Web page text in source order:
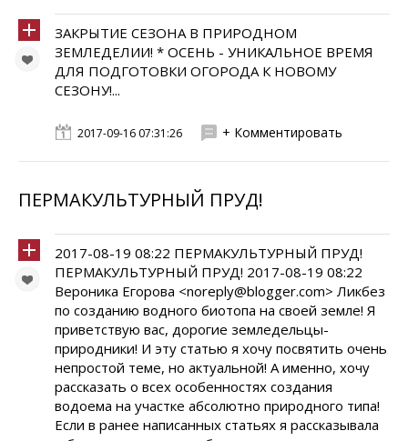
ЗАКРЫТИЕ СЕЗОНА В ПРИРОДНОМ
ЗЕМЛЕДЕЛИИ! * ОСЕНЬ - УНИКАЛЬНОЕ ВРЕМЯ
ДЛЯ ПОДГОТОВКИ ОГОРОДА К НОВОМУ
СЕЗОНУ!...
2017-09-16 07:31:26 + Комментировать
ПЕРМАКУЛЬТУРНЫЙ ПРУД!
2017-08-19 08:22 ПЕРМАКУЛЬТУРНЫЙ ПРУД!
ПЕРМАКУЛЬТУРНЫЙ ПРУД! 2017-08-19 08:22
Вероника Егорова <noreply@blogger.com> Ликбез
по созданию водного биотопа на своей земле! Я
приветствую вас, дорогие земледельцы-
природники! И эту статью я хочу посвятить очень
непростой теме, но актуальной! А именно, хочу
рассказать о всех особенностях создания
водоема на участке абсолютно природного типа!
Если в ранее написанных статьях я рассказывала